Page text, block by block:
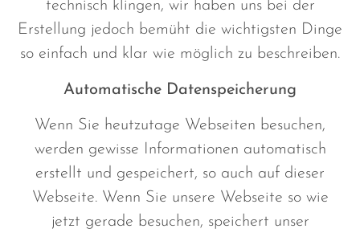
technisch klingen, wir haben uns bei der
Erstellung jedoch bemüht die wichtigsten Dinge
so einfach und klar wie möglich zu beschreiben.
Automatische Datenspeicherung
Wenn Sie heutzutage Webseiten besuchen,
werden gewisse Informationen automatisch
erstellt und gespeichert, so auch auf dieser
Webseite. Wenn Sie unsere Webseite so wie
jetzt gerade besuchen, speichert unser